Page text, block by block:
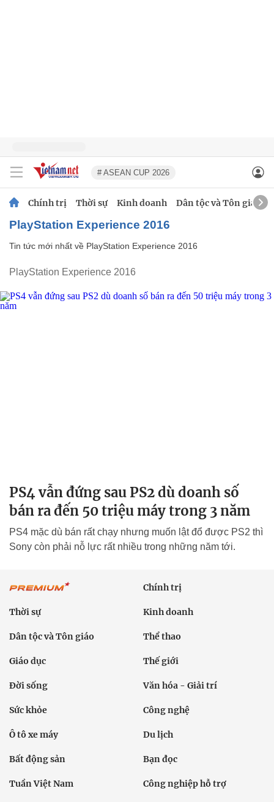
# ASEAN CUP 2026
Chính trị Thời sự Kinh doanh Dân tộc và Tôn giáo
PlayStation Experience 2016
Tin tức mới nhất về PlayStation Experience 2016
PlayStation Experience 2016
PS4 vẫn đứng sau PS2 dù doanh số
bán ra đến 50 triệu máy trong 3 năm
PS4 mặc dù bán rất chạy nhưng muốn lật đổ được PS2 thì
Sony còn phải nỗ lực rất nhiều trong những năm tới.
Chính trị
Thời sự Kinh doanh
Dân tộc và Tôn giáo Thể thao
Giáo dục Thế giới
Đời sống Văn hóa - Giải trí
Sức khỏe Công nghệ
Ô tô xe máy Du lịch
Bất động sản Bạn đọc
Tuần Việt Nam Công nghiệp hỗ trợ